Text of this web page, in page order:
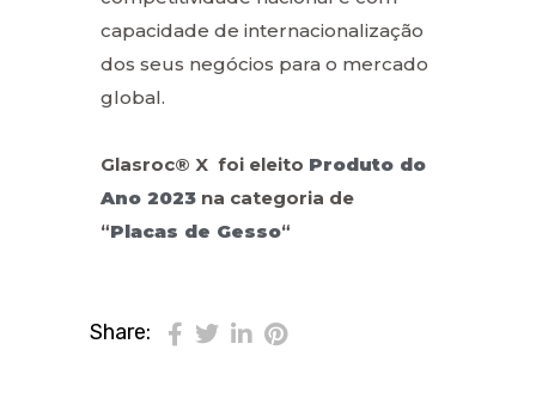
capacidade de internacionalização
dos seus negócios para o mercado
global.
Glasroc® X foi eleito Produto do
Ano 2023 na categoria de
“Placas de Gesso“
Share: